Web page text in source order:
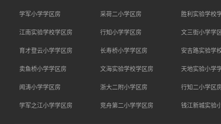
学军小学学区房 采荷二小学区房 胜利实验学校
江南实验学校学区房 行知小学学区房 文三街小学学
育才登云小学学区房 长寿桥小学学区房 安吉路实验学
卖鱼桥小学学区房 文海实验学校学区房 天地实验小学
闻涛小学学区房 浙大二附小学区房 行知二小学区
学军之江小学学区房 竞舟第二小学学区房 钱江新城实验